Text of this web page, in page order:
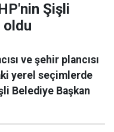
Şişli
oldu
ve şehir plancısı
yerel seçimlerde
Belediye Başkan